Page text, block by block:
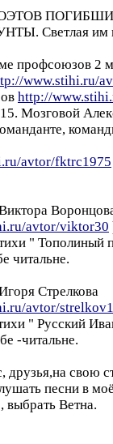
Светлая им
профсоюзов 2
www.stihi.ru/
http://
Мозговой
avtor/fktrc1975
avtor/viktor30
" Тополиный
читальне.
Стрелкова
avtor/strelkov1
" Русский
-читальне.
свою
песни в
выбрать Ветна.